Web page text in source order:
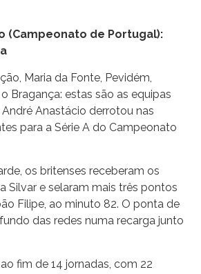
(Campeonato de Portugal):
Maria da Fonte, Pevidém,
Bragança: estas são as equipas
Anastácio derrotou nas
para a Série A do Campeonato
os britenses receberam os
Silvar e selaram mais três pontos
Filipe, ao minuto 82. O ponta de
das redes numa recarga junto
fim de 14 jornadas, com 22